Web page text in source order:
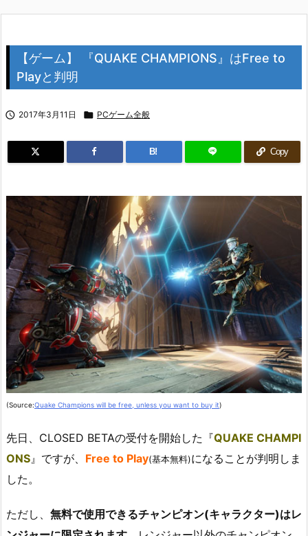
【ゲーム】 『QUAKE CHAMPIONS』はFree to
Playと判明
 2017年3月11日  PCゲーム全般
B! Copy
(Source:Quake Champions will be free, unless you want to buy it)
先日、CLOSED BETAの受付を開始した『QUAKE CHAMPI
ONS』ですが、 Free to Play(基本無料)になることが判明しま
した。
ただし、 無料で使用できるチャンピオン(キャラクター)はレ